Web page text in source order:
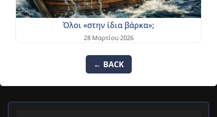
Όλοι «στην ίδια βάρκα»;
28 Μαρτίου 2026
← BACK